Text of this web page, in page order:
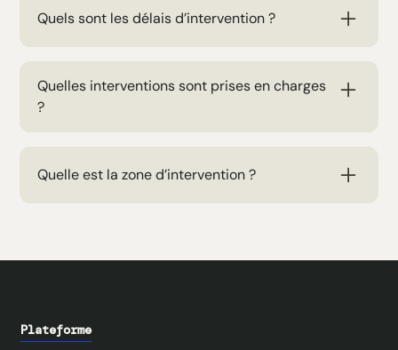
Quels sont les délais d’intervention ?
48h.
Quelles interventions sont prises en charges
?
maintenance, réseau, migrations, réparations et
diagnostics.
Quelle est la zone d’intervention ?
Plateforme